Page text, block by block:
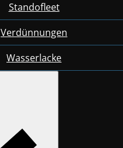
Standofleet
Verdünnungen
Wasserlacke